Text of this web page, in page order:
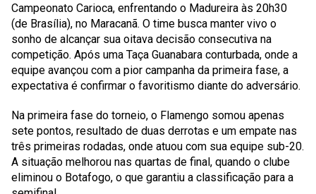
Campeonato Carioca, enfrentando o Madureira às 20h30
(de Brasília), no Maracanã. O time busca manter vivo o
sonho de alcançar sua oitava decisão consecutiva na
competição. Após uma Taça Guanabara conturbada, onde a
equipe avançou com a pior campanha da primeira fase, a
expectativa é confirmar o favoritismo diante do adversário.
Na primeira fase do torneio, o Flamengo somou apenas
sete pontos, resultado de duas derrotas e um empate nas
três primeiras rodadas, onde atuou com sua equipe sub-20.
A situação melhorou nas quartas de final, quando o clube
eliminou o Botafogo, o que garantiu a classificação para a